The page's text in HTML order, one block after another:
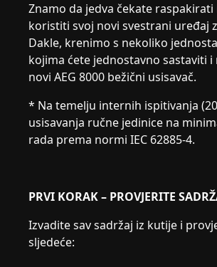
Znamo da jedva čekate raspakirati
koristiti svoj novi svestrani uređaj
Dakle, krenimo s nekoliko
kojima ćete jednostavno sastaviti
novi AEG 8000 bežični usisavač.
* Na temelju internih ispitivanja
usisavanja ručne jedinice na
rada prema normi IEC 62885-4.
PRVI KORAK – PROVJERITE
Izvadite sav sadržaj iz kutije i
sljedeće: